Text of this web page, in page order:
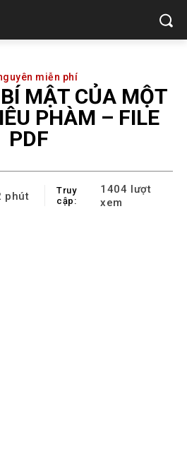
miễn phí
MẬT CỦA MỘT
PHÀM – FILE
PDF
phút
Truy
cập:
1404 lượt
xem